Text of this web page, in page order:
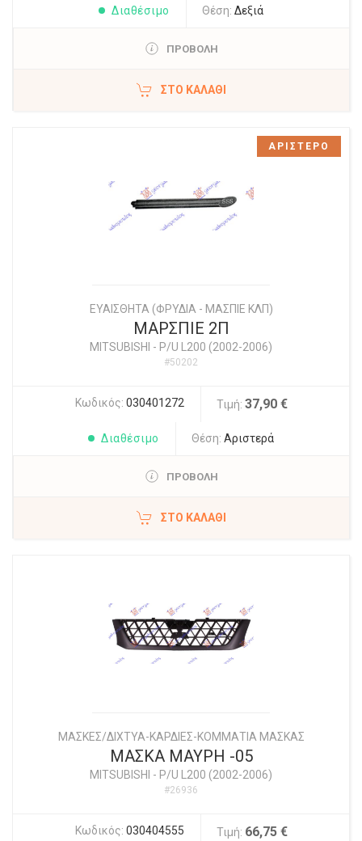
Διαθέσιμο Θέση: Δεξιά
ΠΡΟΒΟΛΗ
ΣΤΟ ΚΑΛΆΘΙ
ΕΥΑΙΣΘΗΤΑ (ΦΡΥΔΙΑ - ΜΑΣΠΙΕ ΚΛΠ)
ΜΑΡΣΠΙΕ 2Π
MITSUBISHI - P/U L200 (2002-2006)
#50202
Κωδικός: 030401272 Τιμή: 37,90 €
Διαθέσιμο Θέση: Αριστερά
ΠΡΟΒΟΛΗ
ΣΤΟ ΚΑΛΆΘΙ
ΑΡΙΣΤΕΡΟ
ΜΑΣΚΕΣ/ΔΙΧΤΥΑ-ΚΑΡΔΙΕΣ-ΚΟΜΜΑΤΙΑ ΜΑΣΚΑΣ
ΜΑΣΚΑ ΜΑΥΡΗ -05
MITSUBISHI - P/U L200 (2002-2006)
#26936
Κωδικός: 030404555 Τιμή: 66,75 €